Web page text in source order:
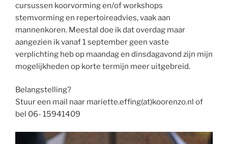
cursussen koorvorming en/of workshops
stemvorming en repertoireadvies, vaak aan
mannenkoren. Meestal doe ik dat overdag maar
aangezien ik vanaf 1 september geen vaste
verplichting heb op maandag en dinsdagavond zijn mijn
mogelijkheden op korte termijn meer uitgebreid.
Belangstelling?
Stuur een mail naar mariette.effing(at)koorenzo.nl of
bel 06- 15941409